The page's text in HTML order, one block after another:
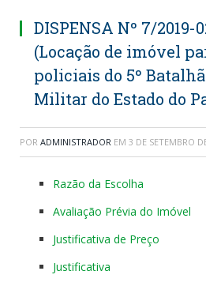
DISPENSA Nº 7/2019-
(Locação de imóvel
policiais do 5º
Militar do Estado do
POR ADMINISTRADOR EM 3 DE SETEMBRO
Razão da Escolha
Avaliação Prévia do Imóvel
Justificativa de Preço
Justificativa